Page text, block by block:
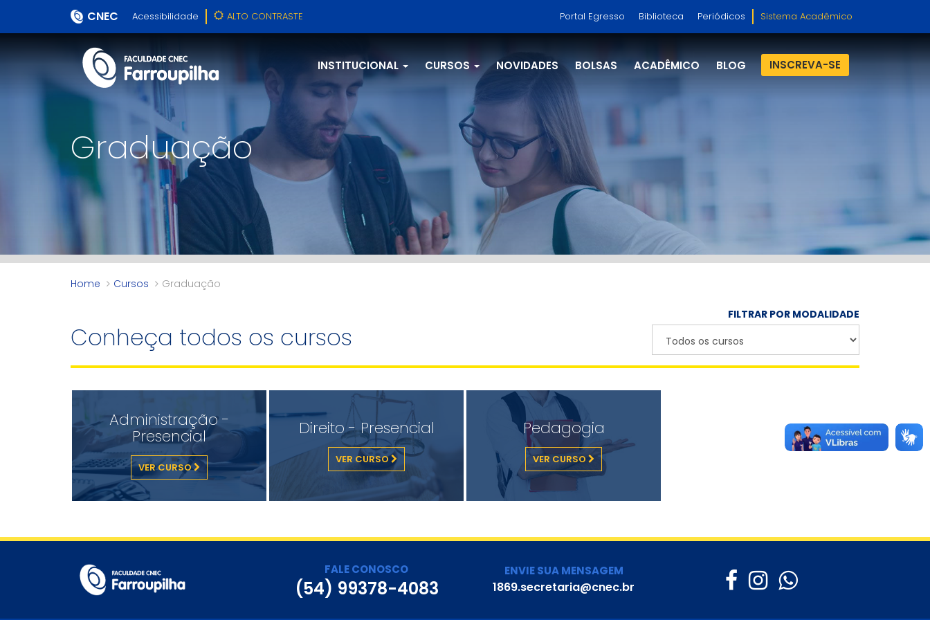
CNEC Acessibilidade ALTO CONTRASTE Portal Egresso Biblioteca Periódicos Sistema Acadêmico
INSTITUCIONAL CURSOS NOVIDADES BOLSAS ACADÊMICO BLOG INSCREVA-SE
Graduação
Home Cursos Graduação
Conheça todos os cursos
FILTRAR POR MODALIDADE
Administração -
Presencial
VER CURSO
Direito - Presencial
VER CURSO
Pedagogia
VER CURSO
FALE CONOSCO
(54) 99378-4083
ENVIE SUA MENSAGEM
1869.secretaria@cnec.br